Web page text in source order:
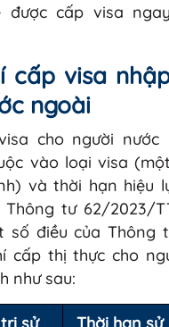
được cấp visa
cấp visa
ngoài
cho người nước
vào loại visa
và thời hạn hiệu
tư 62/2023/
số điều của Thông
cấp thị thực cho
như sau:
sử Thời hạn sử